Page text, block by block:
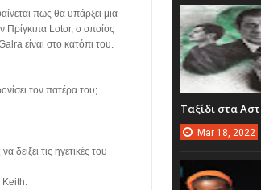
πως θα υπάρξει μια
Πρίγκιπα Lotor, ο οποίος
είναι στο κατόπι του.
τον πατέρα του;
δείξει τις ηγετικές του
Keith.
Ταξίδι στα
Mar 18, 2022